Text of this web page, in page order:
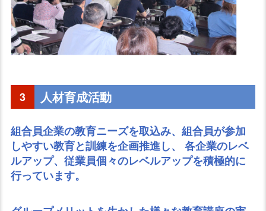
3 人材育成活動
組合員企業の教育ニーズを取込み、組合員が参加
しやすい教育と訓練を企画推進し、
各企業のレベ
ルアップ、従業員個々のレベルアップを積極的に
行っています。